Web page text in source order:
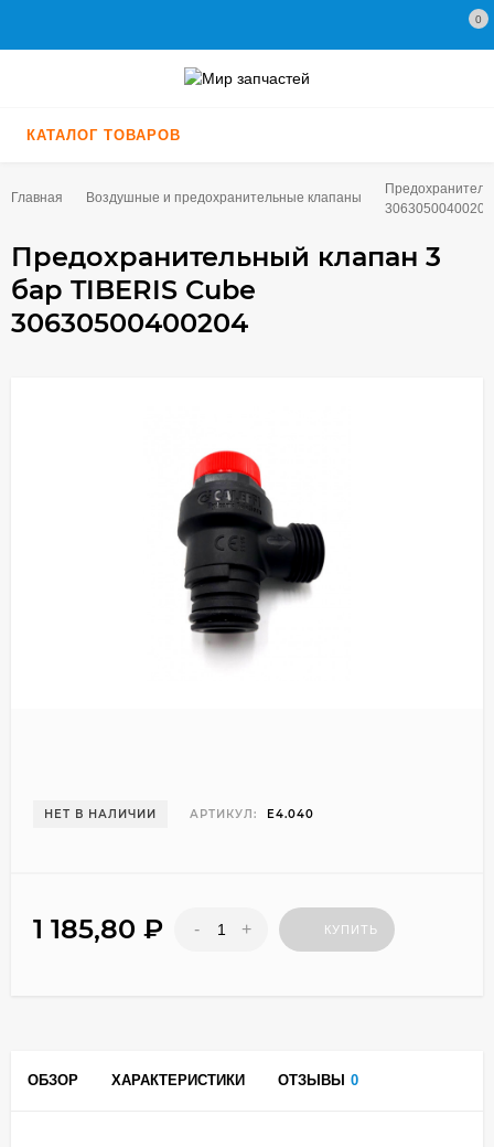
0
КАТАЛОГ ТОВАРОВ
Главная Воздушные и предохранительные клапаны
30630500400204
Предохранительный клапан 3
бар TIBERIS Cube
30630500400204
НЕТ В НАЛИЧИИ АРТИКУЛ: E4.040
1 185,80 ₽ - + КУПИТЬ
ОБЗОР ХАРАКТЕРИСТИКИ ОТЗЫВЫ 0